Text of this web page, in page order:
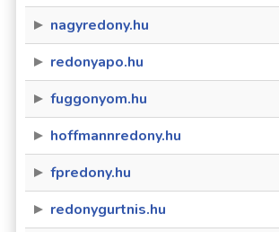
nagyredony.hu
redonyapo.hu
fuggonyom.hu
hoffmannredony.hu
fpredony.hu
redonygurtnis.hu